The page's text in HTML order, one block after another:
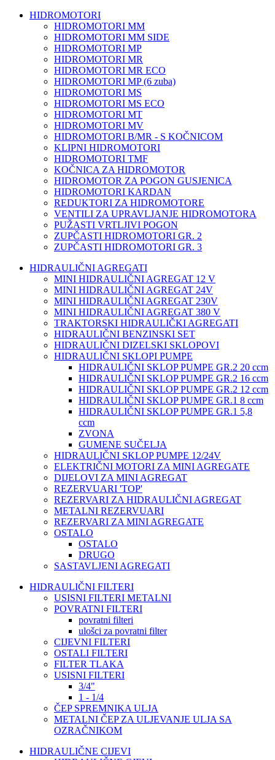
HIDROMOTORI
HIDROMOTORI MM
HIDROMOTORI MM SIDE
HIDROMOTORI MP
HIDROMOTORI MR
HIDROMOTORI MR ECO
HIDROMOTORI MP (6 zuba)
HIDROMOTORI MS
HIDROMOTORI MS ECO
HIDROMOTORI MT
HIDROMOTORI MV
HIDROMOTORI B/MR - S KOČNICOM
KLIPNI HIDROMOTORI
HIDROMOTORI TMF
KOČNICA ZA HIDROMOTOR
HIDROMOTOR ZA POGON GUSJENICA
HIDROMOTORI KARDAN
REDUKTORI ZA HIDROMOTORE
VENTILI ZA UPRAVLJANJE HIDROMOTORA
PUŽASTI VRTLJIVI POGON
ZUPČASTI HIDROMOTORI GR. 2
ZUPČASTI HIDROMOTORI GR. 3
HIDRAULIČNI AGREGATI
MINI HIDRAULIČNI AGREGAT 12 V
MINI HIDRAULIČNI AGREGAT 24V
MINI HIDRAULIČNI AGREGAT 230V
MINI HIDRAULIČNI AGREGAT 380 V
TRAKTORSKI HIDRAULIČKI AGREGATI
HIDRAULIČNI BENZINSKI SET
HIDRAULIČNI DIZELSKI SKLOPOVI
HIDRAULIČNI SKLOPI PUMPE
HIDRAULIČNI SKLOP PUMPE GR.2 20 ccm
HIDRAULIČNI SKLOP PUMPE GR.2 16 ccm
HIDRAULIČNI SKLOP PUMPE GR.2 12 ccm
HIDRAULIČNI SKLOP PUMPE GR.1 8 ccm
HIDRAULIČNI SKLOP PUMPE GR.1 5,8
ccm
ZVONA
GUMENE SUČELJA
HIDRAULIČNI SKLOP PUMPE 12/24V
ELEKTRIČNI MOTORI ZA MINI AGREGATE
DIJELOVI ZA MINI AGREGAT
REZERVUARI 'TOP'
REZERVARI ZA HIDRAULIČNI AGREGAT
METALNI REZERVUARI
REZERVARI ZA MINI AGREGATE
OSTALO
OSTALO
DRUGO
SASTAVLJENI AGREGATI
HIDRAULIČNI FILTERI
USISNI FILTERI METALNI
POVRATNI FILTERI
povratni filteri
ulošci za povratni filter
CIJEVNI FILTERI
OSTALI FILTERI
FILTER TLAKA
USISNI FILTERI
3/4"
1 - 1/4
ČEP SPREMNIKA ULJA
METALNI ČEP ZA ULJEVANJE ULJA SA
OZRAČNIKOM
HIDRAULIČNE CIJEVI